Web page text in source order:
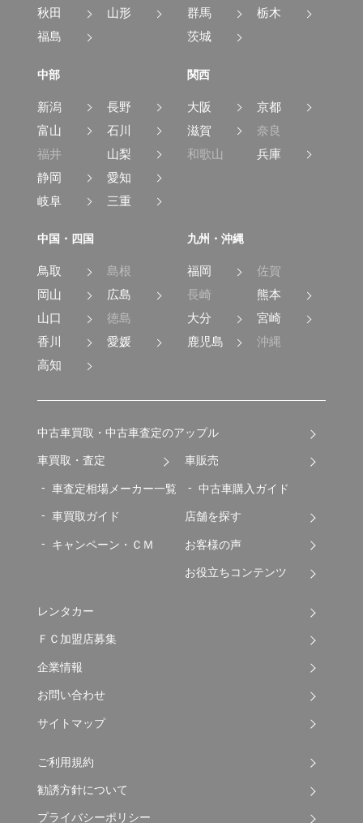
秋田
山形
福島
群馬
栃木
茨城
中部
新潟
長野
富山
石川
福井
山梨
静岡
愛知
岐阜
三重
関西
大阪
京都
滋賀
奈良
和歌山
兵庫
中国・四国
鳥取
島根
岡山
広島
山口
徳島
香川
愛媛
高知
九州・沖縄
福岡
佐賀
長崎
熊本
大分
宮崎
鹿児島
沖縄
中古車買取・中古車査定のアップル
車買取・査定
車査定相場メーカー一覧
車買取ガイド
キャンペーン・ＣＭ
車販売
中古車購入ガイド
店舗を探す
お客様の声
お役立ちコンテンツ
レンタカー
ＦＣ加盟店募集
企業情報
お問い合わせ
サイトマップ
ご利用規約
勧誘方針について
プライバシーポリシー